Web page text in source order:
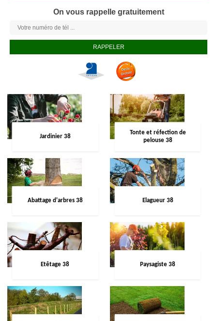
On vous rappelle gratuitement
Jardinier 38
Tonte et réfection de
pelouse 38
Abattage d'arbres 38 Elagueur 38
Etêtage 38 Paysagiste 38